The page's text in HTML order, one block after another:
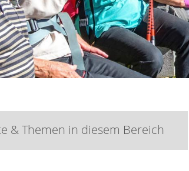
& Themen in diesem Bereich